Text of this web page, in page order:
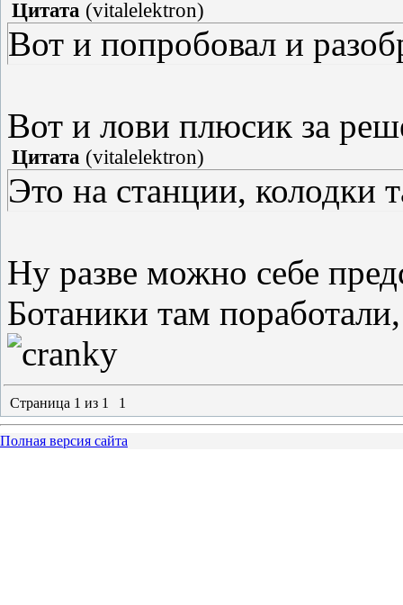
Цитата (vitalelektron)
Вот и попробовал и
Вот и лови плюсик за
Цитата (vitalelektron)
Это на станции, колодки
Ну разве можно себе
Ботаники там
Страница 1 из 1 1
Полная версия сайта